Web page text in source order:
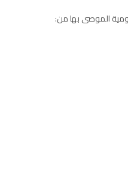
الموصى بها من: